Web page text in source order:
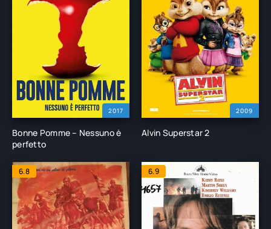
2017
Bonne Pomme – Nessuno è
perfetto
2009
Alvin Superstar 2
6.8 6.9